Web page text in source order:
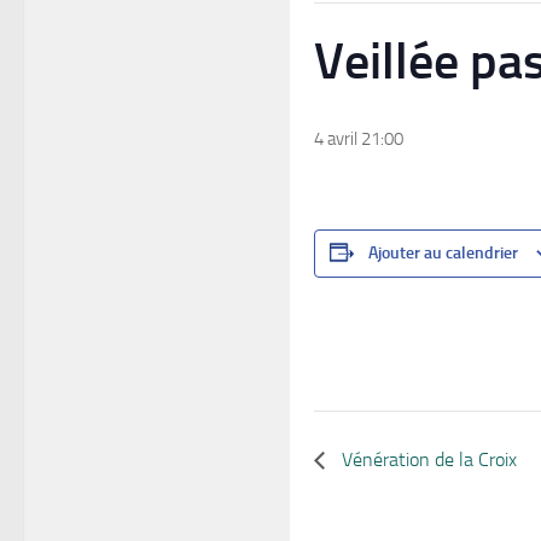
Veillée
4 avril 21:00
Ajouter au calendrier
Vénération de la Croix